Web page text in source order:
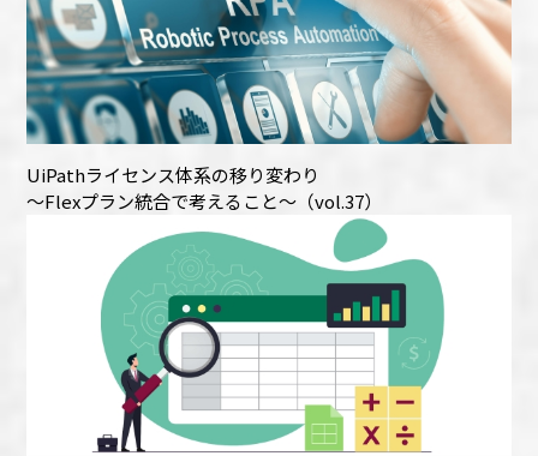
UiPathライセンス体系の移り変わり
～Flexプラン統合で考えること～（vol.37）